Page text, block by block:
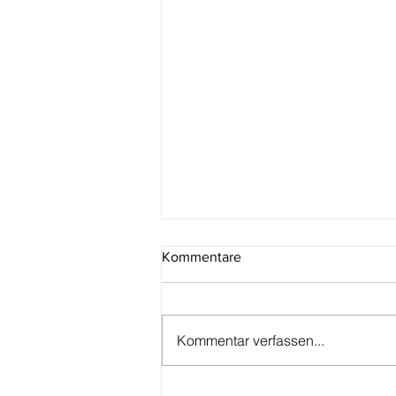
Kommentare
Kommentar verfassen...